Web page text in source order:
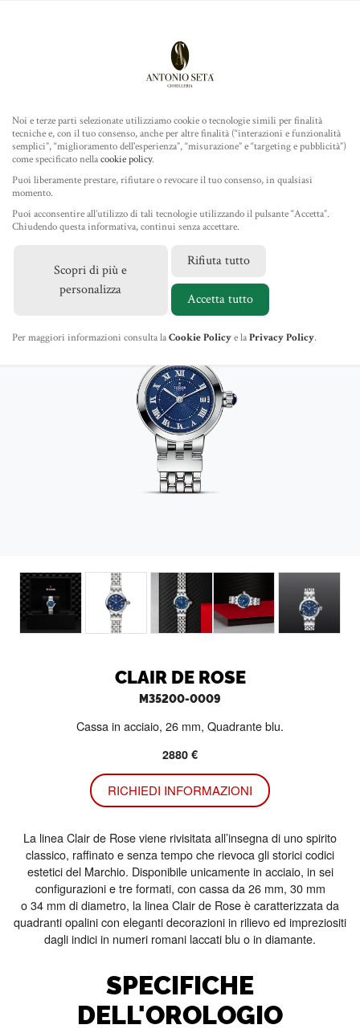
ROLEX
TUDOR
GIOIELLERIA
IL NEGOZIO
NEWS
CONTATTI
CLAIR DE ROSE
M35200-0009
Cassa in acciaio, 26 mm, Quadrante blu.
2880 €
RICHIEDI INFORMAZIONI
La linea Clair de Rose viene rivisitata all’insegna di uno spirito
classico, raffinato e senza tempo che rievoca gli storici codici
estetici del Marchio. Disponibile unicamente in acciaio, in sei
configurazioni e tre formati, con cassa da 26 mm, 30 mm
o 34 mm di diametro, la linea Clair de Rose è caratterizzata da
quadranti opalini con eleganti decorazioni in rilievo ed impreziositi
dagli indici in numeri romani laccati blu o in diamante.
SPECIFICHE
DELL'OROLOGIO
Noi e terze parti selezionate utilizziamo cookie o tecnologie simili per finalità
tecniche e, con il tuo consenso, anche per altre finalità (“interazioni e funzionalità
semplici”, “miglioramento dell'esperienza”, “misurazione” e “targeting e pubblicità”)
come specificato nellacookie policy.
Puoi liberamente prestare, rifiutare o revocare il tuo consenso, in qualsiasi
momento.
Puoi acconsentire all’utilizzo di tali tecnologie utilizzando il pulsante “Accetta”.
Chiudendo questa informativa, continui senza accettare.
Scopri di più e
personalizza
Rifiuta tutto
Accetta tutto
Per maggiori informazioni consulta laCookie Policye laPrivacy Policy.